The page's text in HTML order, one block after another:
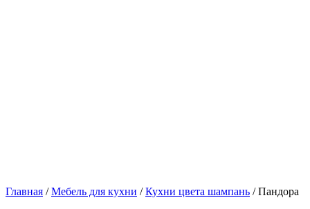
Главная /Мебель для кухни /Кухни цвета шампань / Пандора